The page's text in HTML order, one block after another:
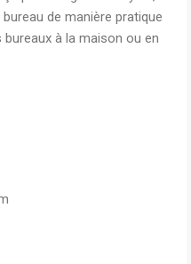
de manière pratique
à la maison ou en